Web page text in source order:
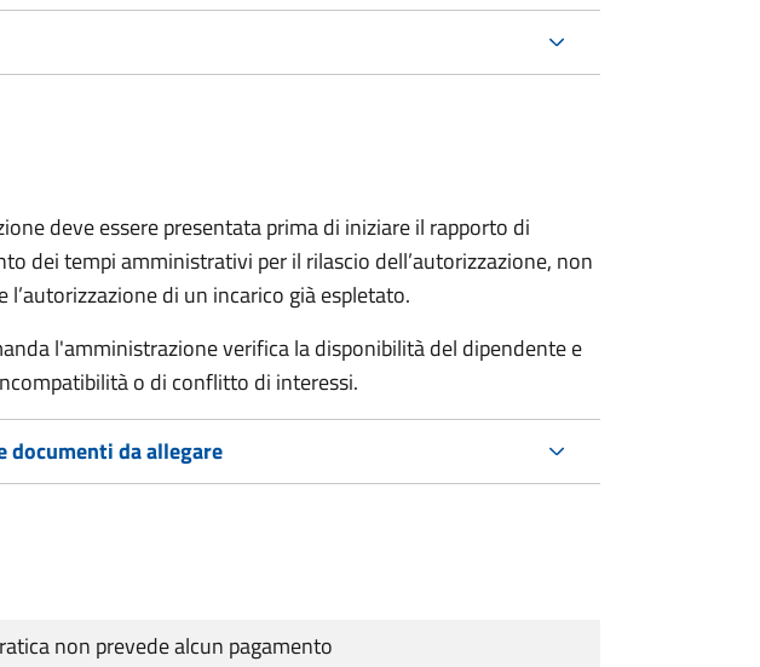
deve essere presentata prima di iniziare il rapporto di
dei tempi amministrativi per il rilascio dell’autorizzazione, non
l’autorizzazione di un incarico già espletato.
l'amministrazione verifica la disponibilità del dipendente e
o di conflitto di interessi.
documenti da allegare
non prevede alcun pagamento